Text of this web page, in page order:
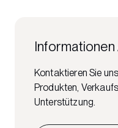
Kontaktieren Sie
Produkten,
Unterstützung.